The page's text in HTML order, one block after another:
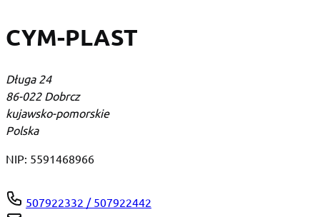
CYM-PLAST
Długa 24
86-022 Dobrcz
kujawsko-pomorskie
Polska
NIP: 5591468966
507922332 / 507922442